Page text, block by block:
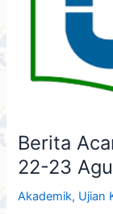
Berita
22-23
Akademik, Ujian